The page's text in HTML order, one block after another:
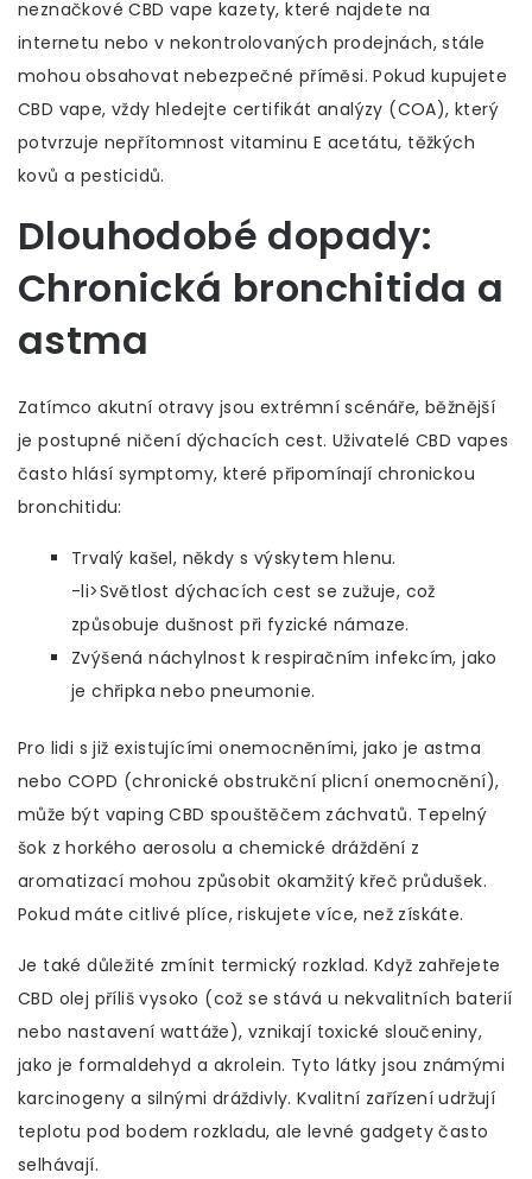
neznačkové CBD vape kazety, které najdete na
internetu nebo v nekontrolovaných prodejnách, stále
mohou obsahovat nebezpečné příměsi. Pokud kupujete
CBD vape, vždy hledejte certifikát analýzy (COA), který
potvrzuje nepřítomnost vitaminu E acetátu, těžkých
kovů a pesticidů.
Dlouhodobé dopady:
Chronická bronchitida a
astma
Zatímco akutní otravy jsou extrémní scénáře, běžnější
je postupné ničení dýchacích cest. Uživatelé CBD vapes
často hlásí symptomy, které připomínají chronickou
bronchitidu:
Trvalý kašel, někdy s výskytem hlenu.
-li>Světlost dýchacích cest se zužuje, což
způsobuje dušnost při fyzické námaze.
Zvýšená náchylnost k respiračním infekcím, jako
je chřipka nebo pneumonie.
Pro lidi s již existujícími onemocněními, jako je astma
nebo COPD (chronické obstrukční plicní onemocnění),
může být vaping CBD spouštěčem záchvatů. Tepelný
šok z horkého aerosolu a chemické dráždění z
aromatizací mohou způsobit okamžitý křeč průdušek.
Pokud máte citlivé plíce, riskujete více, než získáte.
Je také důležité zmínit termický rozklad. Když zahřejete
CBD olej příliš vysoko (což se stává u nekvalitních baterií
nebo nastavení wattáže), vznikají toxické sloučeniny,
jako je formaldehyd a akrolein. Tyto látky jsou známými
karcinogeny a silnými dráždivly. Kvalitní zařízení udržují
teplotu pod bodem rozkladu, ale levné gadgety často
selhávají.